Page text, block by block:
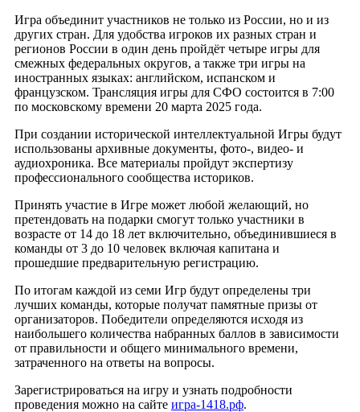
Игра объединит участников не только из России, но и из
других стран. Для удобства игроков их разных стран и
регионов России в один день пройдёт четыре игры для
смежных федеральных округов, а также три игры на
иностранных языках: английском, испанском и
французском. Трансляция игры для СФО состоится в 7:00
по московскому времени 20 марта 2025 года.
При создании исторической интеллектуальной Игры будут
использованы архивные документы, фото-, видео- и
аудиохроника. Все материалы пройдут экспертизу
профессионального сообщества историков.
Принять участие в Игре может любой желающий, но
претендовать на подарки смогут только участники в
возрасте от 14 до 18 лет включительно, объединившиеся в
команды от 3 до 10 человек включая капитана и
прошедшие предварительную регистрацию.
По итогам каждой из семи Игр будут определены три
лучших команды, которые получат памятные призы от
организаторов. Победители определяются исходя из
наибольшего количества набранных баллов в зависимости
от правильности и общего минимального времени,
затраченного на ответы на вопросы.
Зарегистрироваться на игру и узнать подробности
проведения можно на сайте игра-1418.рф.